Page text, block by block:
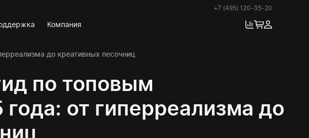
+7 (495) 120-35-20
Компания
до креативных песочниц
по топовым
от гиперреализма до